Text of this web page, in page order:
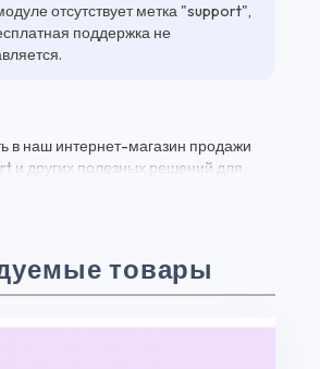
отсутствует метка "support",
поддержка не
в наш интернет-магазин продажи
и других полезных решений для
v2.0.1 и множество других
мощный инструмент, который
загрузками на вашем сайте. Вы
товары